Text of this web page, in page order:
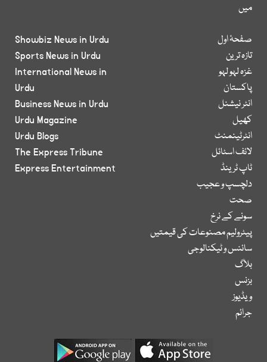
میں
صفحۂ اول
تازہ ترین
غزہ لہو لہو
پاکستان
انٹر نیشنل
کھیل
انٹرٹینمنٹ
لائف اسٹائل
ٹاپ ٹرینڈ
دلچسپ و عجیب
صحت
سونے کے نرخ
پیٹرولیم مصنوعات کی قیمتیں
سائنس و ٹیکنالوجی
بلاگ
بزنس
ویڈیوز
جرائم
Showbiz News in Urdu
Sports News in Urdu
International News in
Urdu
Business News in Urdu
Urdu Magazine
Urdu Blogs
The Express Tribune
Express Entertainment